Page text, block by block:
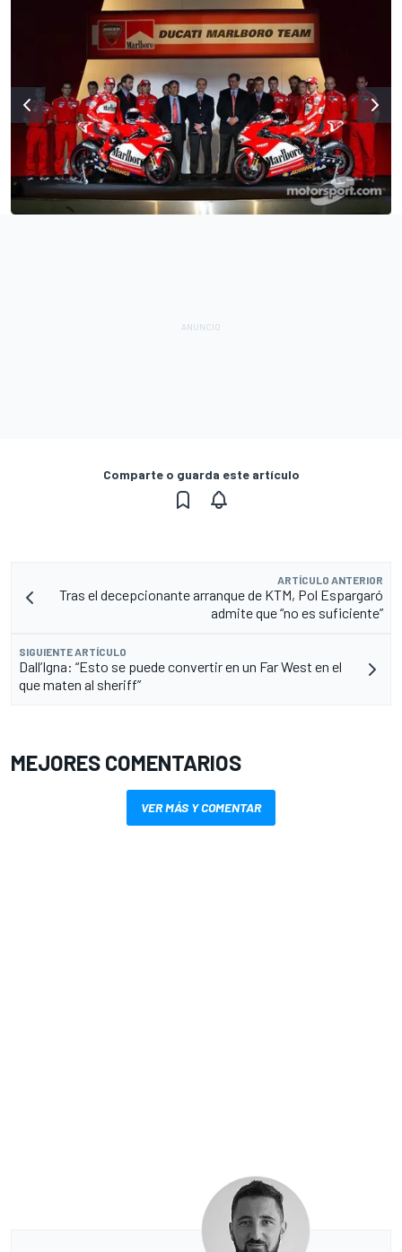
Comparte o guarda este artículo
ARTÍCULO ANTERIOR
Tras el decepcionante arranque de KTM, Pol Espargaró
admite que “no es suficiente”
SIGUIENTE ARTÍCULO
Dall’Igna: “Esto se puede convertir en un Far West en el
que maten al sheriff”
MEJORES COMENTARIOS
VER MÁS Y COMENTAR